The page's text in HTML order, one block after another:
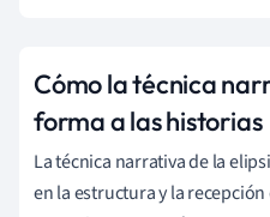
Cómo la técnica
forma a las historias
La técnica narrativa de la
en la estructura y la